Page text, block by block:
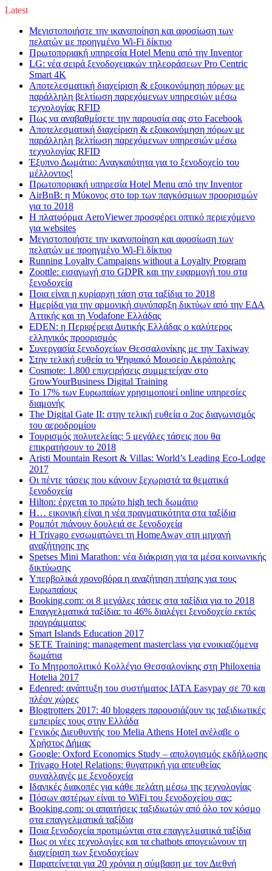
Latest
Μεγιστοποιήστε την ικανοποίηση και αφοσίωση των
πελατών με προηγμένο Wi-Fi δίκτυο
Πρωτοποριακή υπηρεσία Hotel Menu από την Inventor
LG: νέα σειρά ξενοδοχειακών τηλεοράσεων Pro Centric
Smart 4K
Αποτελεσματική διαχείριση & εξοικονόμηση πόρων με
παράλληλη βελτίωση παρεχόμενων υπηρεσιών μέσω
τεχνολογίας RFID
Πως να αναβαθμίσετε την παρουσία σας στο Facebook
Αποτελεσματική διαχείριση & εξοικονόμηση πόρων με
παράλληλη βελτίωση παρεχόμενων υπηρεσιών μέσω
τεχνολογίας RFID
Έξυπνο Δωμάτιο: Αναγκαιότητα για το ξενοδοχείο του
μέλλοντος!
Πρωτοποριακή υπηρεσία Hotel Menu από την Inventor
AirBnB: η Μύκονος στο top των παγκόσμιων προορισμών
για το 2018
Η πλατφόρμα AeroViewer προσφέρει οπτικό περιεχόμενο
για websites
Μεγιστοποιήστε την ικανοποίηση και αφοσίωση των
πελατών με προηγμένο Wi-Fi δίκτυο
Running Loyalty Campaigns without a Loyalty Program
Zoottle: εισαγωγή στο GDPR και την εφαρμογή του στα
ξενοδοχεία
Ποια είναι η κυρίαρχη τάση στα ταξίδια το 2018
Ημερίδα για την αρμονική συνύπαρξη δικτύων από την ΕΔΑ
Αττικής και τη Vodafone Ελλάδας
EDEN: η Περιφέρεια Δυτικής Ελλάδας ο καλύτερος
ελληνικός προορισμός
Συνεργασία ξενοδοχείων Θεσσαλονίκης με την Taxiway
Στην τελική ευθεία το Ψηφιακό Μουσείο Ακρόπολης
Cosmote: 1.800 επιχειρήσεις συμμετείχαν στο
GrowYourBusiness Digital Training
Το 17% των Ευρωπαίων χρησιμοποιεί online υπηρεσίες
διαμονής
The Digital Gate II: στην τελική ευθεία ο 2ος διαγωνισμός
του αεροδρομίου
Τουρισμός πολυτελείας: 5 μεγάλες τάσεις που θα
επικρατήσουν το 2018
Aristi Mountain Resort & Villas: World’s Leading Eco-Lodge
2017
Οι πέντε τάσεις που κάνουν ξεχωριστά τα θεματικά
ξενοδοχεία
Hilton: έρχεται τo πρώτο high tech δωμάτιο
Η… εικονική είναι η νέα πραγματικότητα στα ταξίδια
Ρομπότ πιάνουν δουλειά σε ξενοδοχεία
Η Trivago ενσωματώνει τη HomeAway στη μηχανή
αναζήτησης της
Spetses Mini Marathon: νέα διάκριση για τα μέσα κοινωνικής
δικτύωσης
Υπερβολικά χρονοβόρα η αναζήτηση πτήσης για τους
Ευρωπαίους
Booking.com: οι 8 μεγάλες τάσεις στα ταξίδια για το 2018
Επαγγελματικά ταξίδια: το 46% διαλέγει ξενοδοχείο εκτός
προγράμματος
Smart Islands Education 2017
SETE Training: management masterclass για ενοικιαζόμενα
δωμάτια
Το Μητροπολιτικό Κολλέγιο Θεσσαλονίκης στη Philoxenia
Hotelia 2017
Edenred: ανάπτυξη του συστήματος IATA Easypay σε 70 και
πλέον χώρες
Blogtrotters 2017: 40 bloggers παρουσιάζουν τις ταξιδιωτικές
εμπειρίες τους στην Ελλάδα
Γενικός Διευθυντής του Melia Athens Hotel ανέλαβε ο
Χρήστος Δήμας
Google: Oxford Economics Study – απολογισμός εκδήλωσης
Trivago Hotel Relations: θυγατρική για απευθείας
συναλλαγές με ξενοδοχεία
Iδανικές διακοπές για κάθε πελάτη μέσω της τεχνολογίας
Πόσων αστέρων είναι το WiFi του ξενοδοχείου σας;
Booking.com: οι απαιτήσεις ταξιδιωτών από όλο τον κόσμο
στα επαγγελματικά ταξίδια
Ποια ξενοδοχεία προτιμώνται στα επαγγελματικά ταξίδια
Πως οι νέες τεχνολογίες και τα chatbots απογειώνουν τη
διαχείριση των ξενοδοχείων
Παρατείνεται για 20 χρόνια η σύμβαση με τον Διεθνή